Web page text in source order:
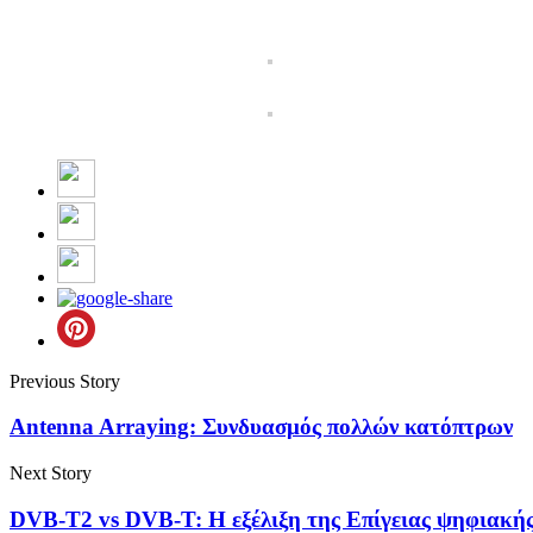
Previous Story
Antenna Arraying: Συνδυασμός πολλών κατόπτρων
Next Story
DVB-T2 vs DVB-T: Η εξέλιξη της Επίγειας